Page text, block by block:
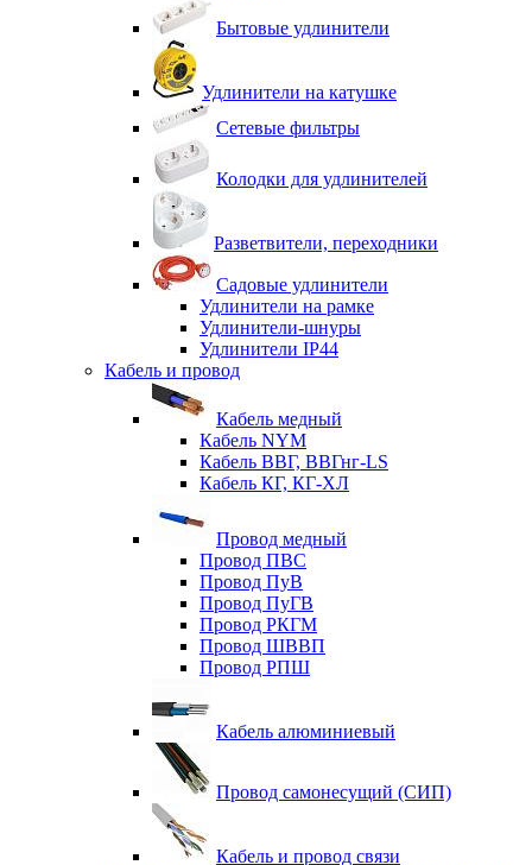
Бытовые удлинители
Удлинители на катушке
Сетевые фильтры
Колодки для удлинителей
Разветвители, переходники
Садовые удлинители
Удлинители на рамке
Удлинители-шнуры
Удлинители IP44
Кабель и провод
Кабель медный
Кабель NYM
Кабель ВВГ, ВВГнг-LS
Кабель КГ, КГ-ХЛ
Провод медный
Провод ПВС
Провод ПуВ
Провод ПуГВ
Провод РКГМ
Провод ШВВП
Провод РПШ
Кабель алюминиевый
Провод самонесущий (СИП)
Кабель и провод связи